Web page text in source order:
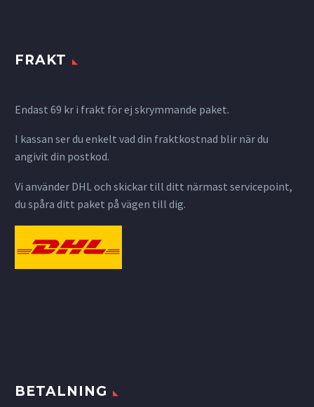
FRAKT
Endast 69 kr i frakt för ej skrymmande paket.
I kassan ser du enkelt vad din fraktkostnad blir när du
angivit din postkod.
Vi använder DHL och skickar till ditt närmast servicepoint,
du spåra ditt paket på vägen till dig.
BETALNING